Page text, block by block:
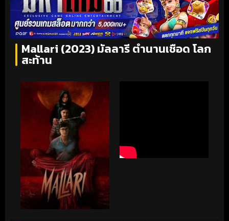
Mallari (2023) มัลลารี ตำนานเชือด โลก
สะท้าน